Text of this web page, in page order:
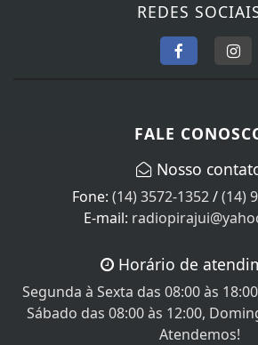
REDES
FALE
Nosso
Fone: (14) 3572-1352/(14)
E-mail:
Horário de
Segunda à Sexta das 08:00 às
Sábado das 08:00 às 12:00,
Atendemos!